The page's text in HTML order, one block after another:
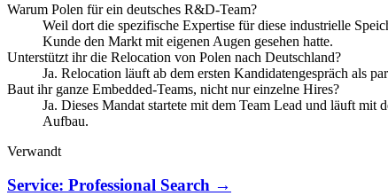
Warum Polen für ein deutsches R&D-Team?
Weil dort die spezifische Expertise für diese industrielle
Kunde den Markt mit eigenen Augen gesehen hatte.
Unterstützt ihr die Relocation von Polen nach Deutschland?
Ja. Relocation läuft ab dem ersten Kandidatengespräch als
Baut ihr ganze Embedded-Teams, nicht nur einzelne Hires?
Ja. Dieses Mandat startete mit dem Team Lead und läuft
Aufbau.
Verwandt
Service: Professional Search →